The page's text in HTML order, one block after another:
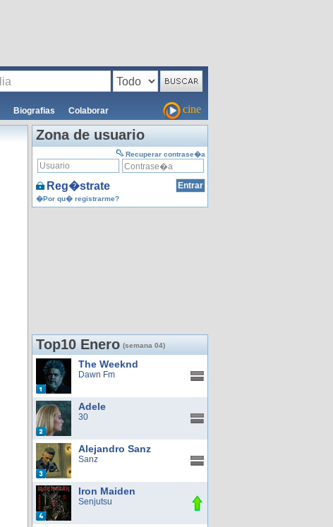
Biografias Colaborar cine
Zona de usuario
Recuperar contrase�a
Reg�strate
�Por qu� registrarme?
Top10 Enero (semana 04)
The Weeknd
Dawn Fm
Adele
30
Alejandro Sanz
Sanz
Iron Maiden
Senjutsu